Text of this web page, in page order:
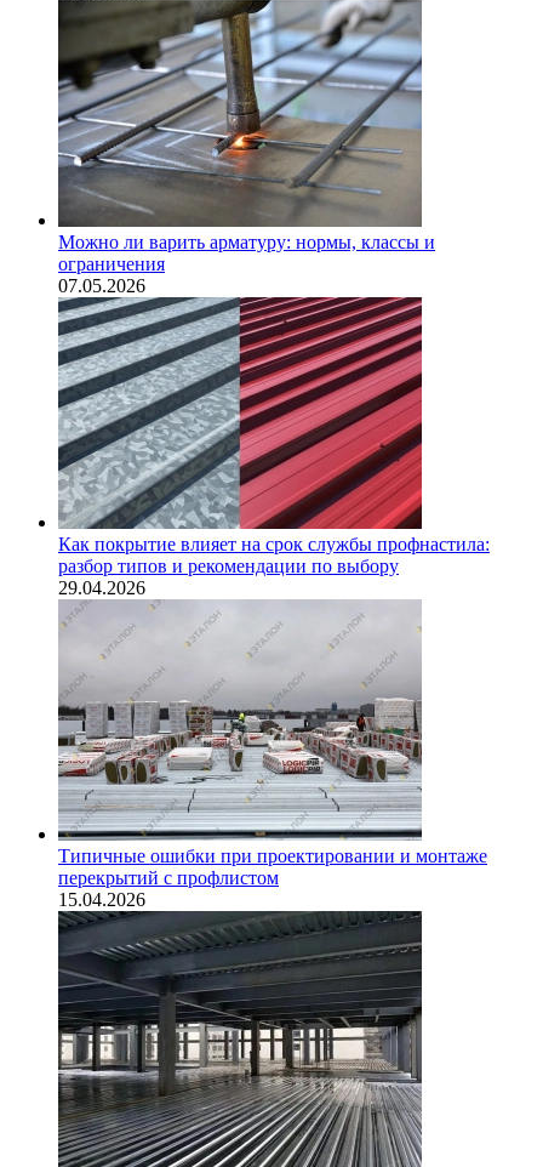
Можно ли варить арматуру: нормы, классы и
ограничения
07.05.2026
Как покрытие влияет на срок службы профнастила:
разбор типов и рекомендации по выбору
29.04.2026
Типичные ошибки при проектировании и монтаже
перекрытий с профлистом
15.04.2026